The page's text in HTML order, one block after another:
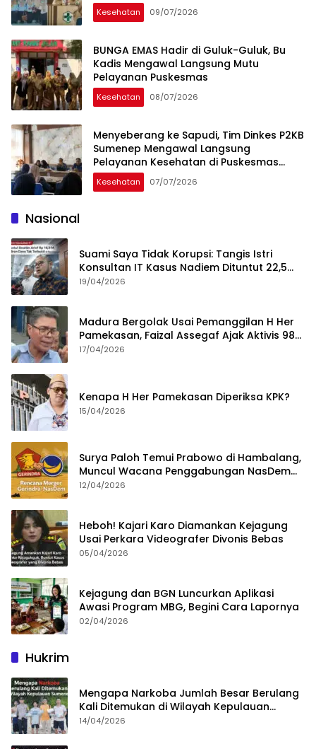
Kesehatan 09/07/2026
BUNGA EMAS Hadir di Guluk-Guluk, Bu
Kadis Mengawal Langsung Mutu
Pelayanan Puskesmas
Kesehatan 08/07/2026
Menyeberang ke Sapudi, Tim Dinkes P2KB
Sumenep Mengawal Langsung
Pelayanan Kesehatan di Puskesmas
Nonggunong
Kesehatan 07/07/2026
Nasional
Suami Saya Tidak Korupsi: Tangis Istri
Konsultan IT Kasus Nadiem Dituntut 22,5
Tahun
19/04/2026
Madura Bergolak Usai Pemanggilan H Her
Pamekasan, Faizal Assegaf Ajak Aktivis 98
Bongkar Permainan KPK
17/04/2026
Kenapa H Her Pamekasan Diperiksa KPK?
15/04/2026
Surya Paloh Temui Prabowo di Hambalang,
Muncul Wacana Penggabungan NasDem
dan Gerindra
12/04/2026
Heboh! Kajari Karo Diamankan Kejagung
Usai Perkara Videografer Divonis Bebas
05/04/2026
Kejagung dan BGN Luncurkan Aplikasi
Awasi Program MBG, Begini Cara Lapornya
02/04/2026
Hukrim
Mengapa Narkoba Jumlah Besar Berulang
Kali Ditemukan di Wilayah Kepulauan
Sumenep?
14/04/2026